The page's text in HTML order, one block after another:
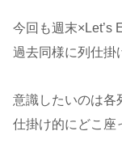
今回も週末×Let’s
過去同様に列仕掛
意識したいのは各
仕掛け的にどこ座